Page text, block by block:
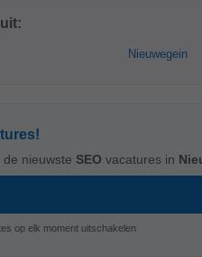
Nieuwegein
nieuwste SEO vacatures in
op elk moment uitschakelen